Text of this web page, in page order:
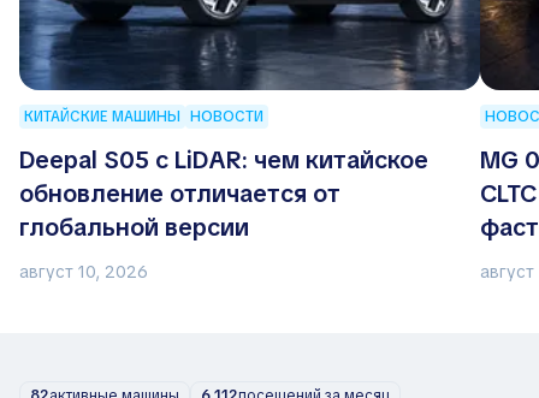
КИТАЙСКИЕ МАШИНЫ НОВОСТИ
Deepal S05 с LiDAR: чем китайское
обновление отличается от
глобальной версии
август 10, 2026
MG